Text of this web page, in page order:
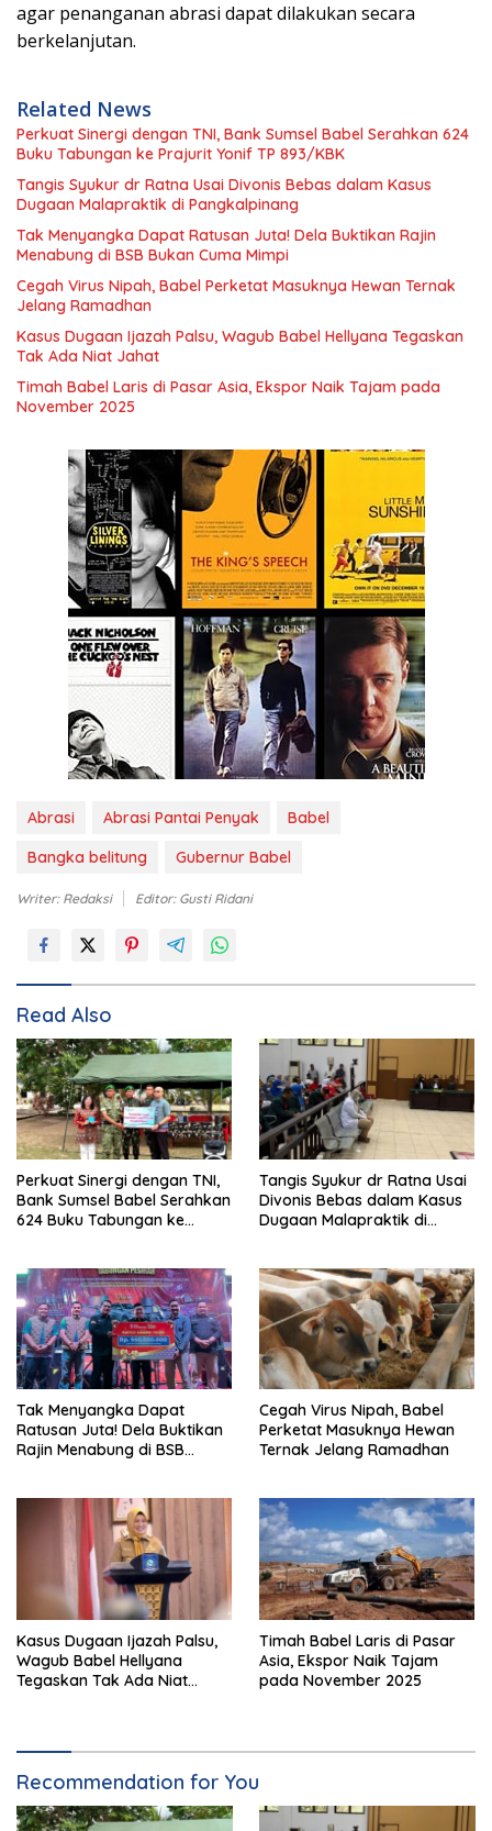
agar penanganan abrasi dapat dilakukan secara
berkelanjutan.
Related News
Perkuat Sinergi dengan TNI, Bank Sumsel Babel Serahkan 624
Buku Tabungan ke Prajurit Yonif TP 893/KBK
Tangis Syukur dr Ratna Usai Divonis Bebas dalam Kasus
Dugaan Malapraktik di Pangkalpinang
Tak Menyangka Dapat Ratusan Juta! Dela Buktikan Rajin
Menabung di BSB Bukan Cuma Mimpi
Cegah Virus Nipah, Babel Perketat Masuknya Hewan Ternak
Jelang Ramadhan
Kasus Dugaan Ijazah Palsu, Wagub Babel Hellyana Tegaskan
Tak Ada Niat Jahat
Timah Babel Laris di Pasar Asia, Ekspor Naik Tajam pada
November 2025
Abrasi Abrasi Pantai Penyak
Babel
Bangka belitung
Gubernur Babel
Writer: Redaksi Editor: Gusti Ridani
Read Also
Perkuat Sinergi dengan TNI,
Bank Sumsel Babel Serahkan
624 Buku Tabungan ke
Tangis Syukur dr Ratna Usai
Divonis Bebas dalam Kasus
Dugaan Malapraktik di
Tak Menyangka Dapat
Ratusan Juta! Dela Buktikan
Rajin Menabung di BSB
Cegah Virus Nipah, Babel
Perketat Masuknya Hewan
Ternak Jelang Ramadhan
Kasus Dugaan Ijazah Palsu,
Wagub Babel Hellyana
Tegaskan Tak Ada Niat
Timah Babel Laris di Pasar
Asia, Ekspor Naik Tajam
pada November 2025
Recommendation for You